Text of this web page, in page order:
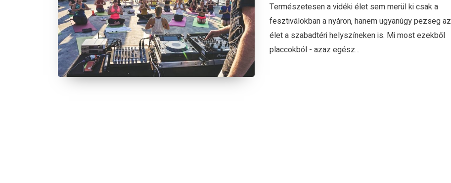
Természetesen a vidéki élet sem merül ki csak a
fesztiválokban a nyáron, hanem ugyanúgy pezseg az
élet a szabadtéri helyszíneken is. Mi most ezekből
placcokból - azaz egész...